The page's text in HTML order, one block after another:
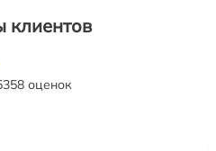
клиентов
оценок